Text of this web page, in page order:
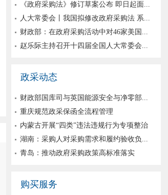
《政府采购法》修订草案公布 即日起面...
人大常委会丨我国拟修改政府采购法 系...
财政部：在政府采购活动中对46家美国...
赵乐际主持召开十四届全国人大常委会...
政采动态
财政部国库司与英国能源安全与净零部...
重庆规范政采保函全流程管理
内蒙古开展“四类”违法违规行为专项整治
湖南：采购人对采购需求和履约验收负...
青岛：推动政府采购政策高标准落实
购买服务